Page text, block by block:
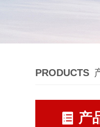
PRODUCTS
产